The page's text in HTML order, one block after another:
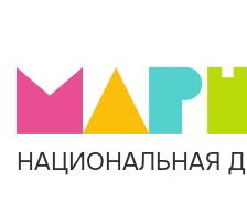
НАЦИОНАЛЬНАЯ